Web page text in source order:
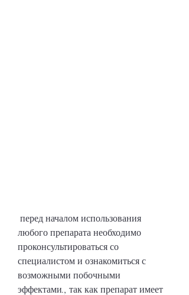
любого препарата необходимо
проконсультироваться со
специалистом и ознакомиться с
возможными побочными
эффектами., так как препарат имеет